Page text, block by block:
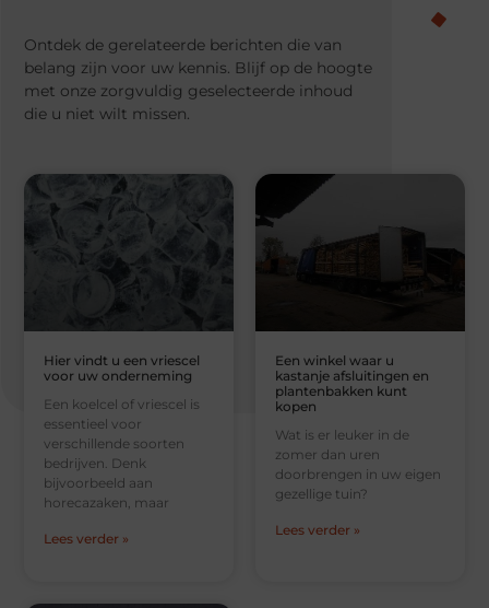
Ontdek de gerelateerde berichten die van
belang zijn voor uw kennis. Blijf op de hoogte
met onze zorgvuldig geselecteerde inhoud
die u niet wilt missen.
Hier vindt u een vriescel
voor uw onderneming
Een koelcel of vriescel is
essentieel voor
verschillende soorten
bedrijven. Denk
bijvoorbeeld aan
horecazaken, maar
Lees verder »
Een winkel waar u
kastanje afsluitingen en
plantenbakken kunt
kopen
Wat is er leuker in de
zomer dan uren
doorbrengen in uw eigen
gezellige tuin?
Lees verder »